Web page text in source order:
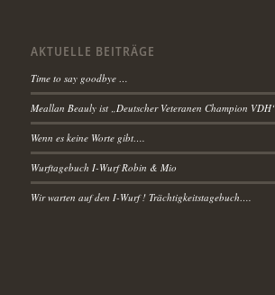
AKTUELLE BEITRÄGE
Time to say goodbye …
Meallan Beauly ist „Deutscher Veteranen Champion
Wenn es keine Worte gibt….
Wurftagebuch I-Wurf Robin & Mio
Wir warten auf den I-Wurf ! Trächtigkeitstagebuch….